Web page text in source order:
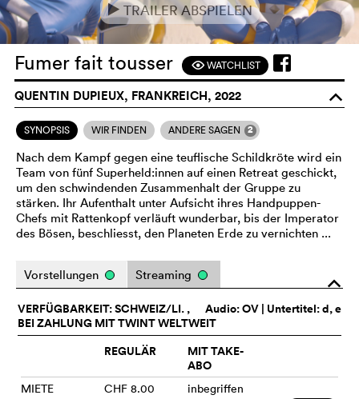
e TRAILER ABSPIELEN
Fumer fait tousser FWATCHLIST
QUENTIN DUPIEUX, FRANKREICH, 2022 o
SYNOPSIS WIR FINDEN ANDERE SAGEN 2
Nach dem Kampf gegen eine teuflische Schildkröte wird ein
Team von fünf Superheld:innen auf einen Retreat geschickt,
um den schwindenden Zusammenhalt der Gruppe zu
stärken. Ihr Aufenthalt unter Aufsicht ihres Handpuppen-
Chefs mit Rattenkopf verläuft wunderbar, bis der Imperator
des Bösen, beschliesst, den Planeten Erde zu vernichten ...
o
Vorstellungen Streaming
Audio:OV | Untertitel: d, e
VERFÜGBARKEIT: SCHWEIZ/LI. ,
BEI ZAHLUNG MIT TWINT WELTWEIT
REGULÄR
MIT TAKE-
ABO
MIETE CHF 8.00 inbegriffen